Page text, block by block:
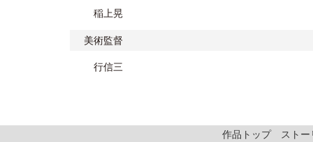
稲上晃
美術監督
行信三
作品トップ ストー